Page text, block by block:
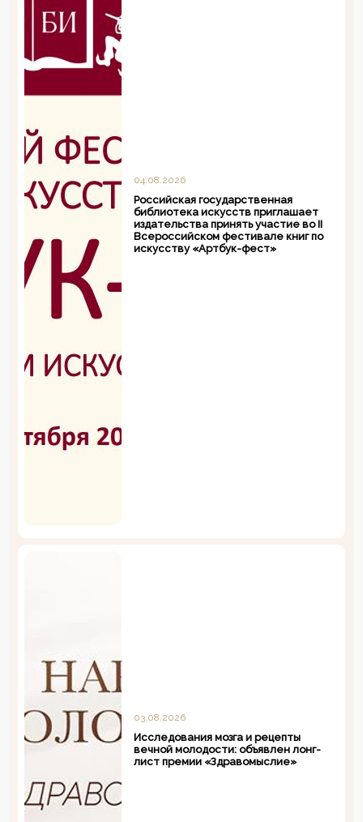
04.08.2026
Российская государственная
библиотека искусств приглашает
издательства принять участие во II
Всероссийском фестивале книг по
искусству «Артбук-фест»
03.08.2026
Исследования мозга и рецепты
вечной молодости: объявлен лонг-
лист премии «Здравомыслие»